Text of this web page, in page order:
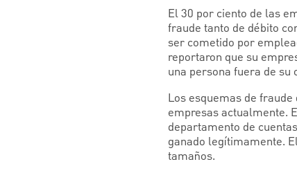
El 30 por ciento de las
fraude tanto de débito
ser cometido por
reportaron que su
una persona fuera de su
Los esquemas de
empresas actualmente.
departamento de
ganado legítimamente.
tamaños.